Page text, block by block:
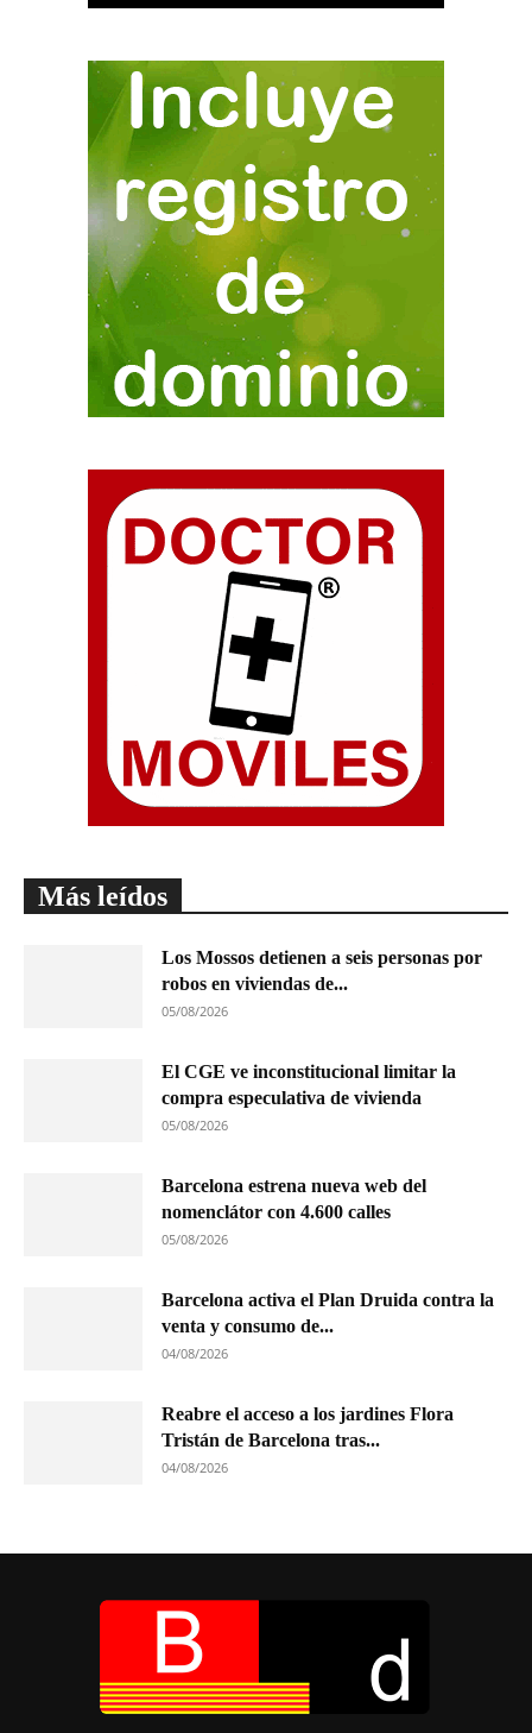
Más leídos
Los Mossos detienen a seis personas por
robos en viviendas de...
05/08/2026
El CGE ve inconstitucional limitar la
compra especulativa de vivienda
05/08/2026
Barcelona estrena nueva web del
nomenclátor con 4.600 calles
05/08/2026
Barcelona activa el Plan Druida contra la
venta y consumo de...
04/08/2026
Reabre el acceso a los jardines Flora
Tristán de Barcelona tras...
04/08/2026